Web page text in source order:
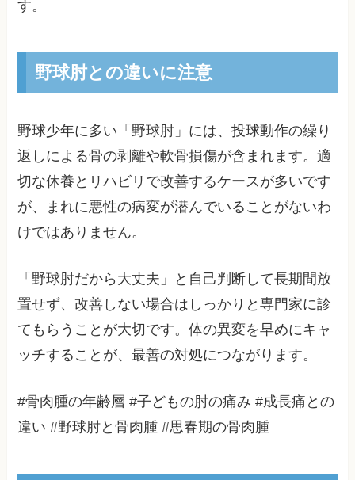
す。
野球肘との違いに注意
野球少年に多い「野球肘」には、投球動作の繰り
返しによる骨の剥離や軟骨損傷が含まれます。適
切な休養とリハビリで改善するケースが多いです
が、まれに悪性の病変が潜んでいることがないわ
けではありません。
「野球肘だから大丈夫」と自己判断して長期間放
置せず、改善しない場合はしっかりと専門家に診
てもらうことが大切です。体の異変を早めにキャ
ッチすることが、最善の対処につながります。
#骨肉腫の年齢層 #子どもの肘の痛み #成長痛との
違い #野球肘と骨肉腫 #思春期の骨肉腫